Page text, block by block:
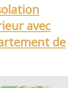
avec
de